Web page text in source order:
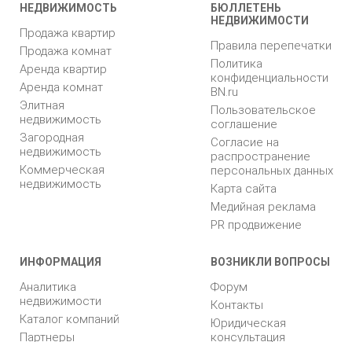
НЕДВИЖИМОСТЬ
Продажа квартир
Продажа комнат
Аренда квартир
Аренда комнат
Элитная
недвижимость
Загородная
недвижимость
Коммерческая
недвижимость
БЮЛЛЕТЕНЬ
НЕДВИЖИМОСТИ
Правила перепечатки
Политика
конфиденциальности
BN.ru
Пользовательское
соглашение
Согласие на
распространение
персональных данных
Карта сайта
Медийная реклама
PR продвижение
ИНФОРМАЦИЯ
Аналитика
недвижимости
Каталог компаний
Партнеры
ВОЗНИКЛИ ВОПРОСЫ
Форум
Контакты
Юридическая
консультация